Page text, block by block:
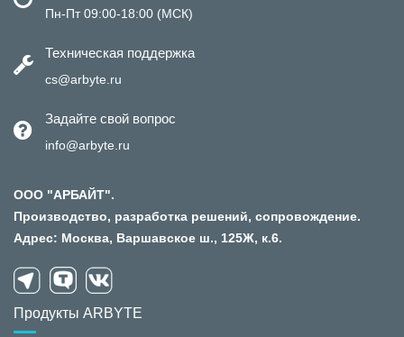
Пн-Пт 09:00-18:00 (МСК)
Техническая поддержка
cs@arbyte.ru
Задайте свой вопрос
info@arbyte.ru
ООО "АРБАЙТ".
Производство, разработка решений, сопровождение.
Адрес: Москва, Варшавское ш., 125Ж, к.6.
Продукты ARBYTE